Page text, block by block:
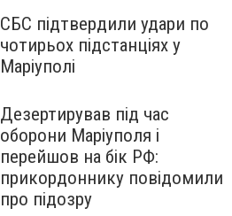
СБС підтвердили удари по
чотирьох підстанціях у
Маріуполі
Дезертирував під час
оборони Маріуполя і
перейшов на бік РФ:
прикордоннику повідомили
про підозру